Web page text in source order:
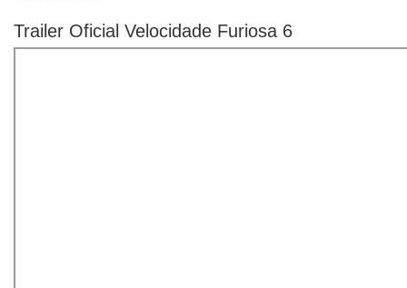
Trailer Oficial Velocidade Furiosa 6